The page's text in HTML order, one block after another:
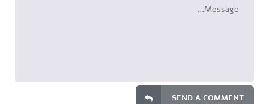
SEND A COMMENT